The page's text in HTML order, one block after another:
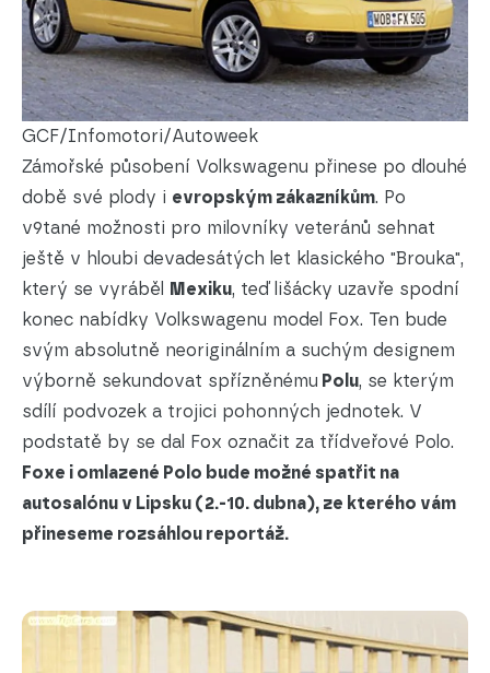
GCF/Infomotori/Autoweek
Zámořské působení Volkswagenu přinese po dlouhé
době své plody i evropským zákazníkům. Po
v9tané možnosti pro milovníky veteránů sehnat
ještě v hloubi devadesátých let klasického "Brouka",
který se vyráběl Mexiku, teď lišácky uzavře spodní
konec nabídky Volkswagenu model Fox. Ten bude
svým absolutně neoriginálním a suchým designem
výborně sekundovat spřízněnému Polu, se kterým
sdílí podvozek a trojici pohonných jednotek. V
podstatě by se dal Fox označit za třídveřové Polo.
Foxe i omlazené Polo bude možné spatřit na
autosalónu v Lipsku (2.-10. dubna), ze kterého vám
přineseme rozsáhlou reportáž.